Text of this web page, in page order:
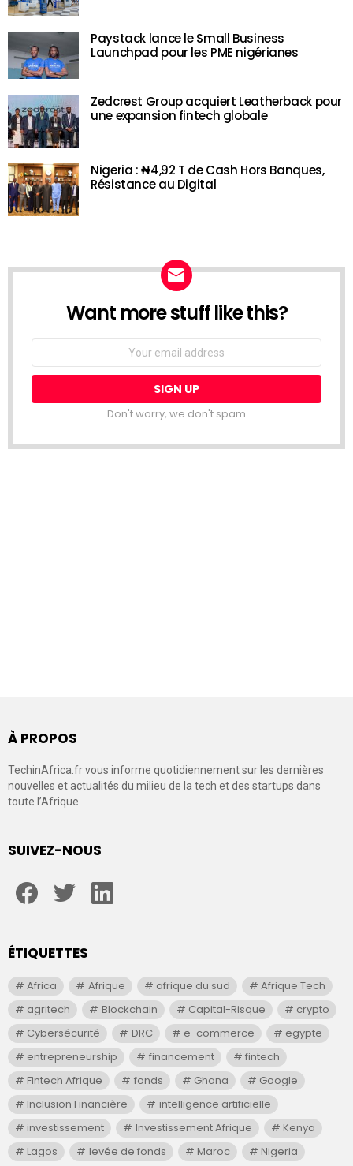
Paystack lance le Small Business
Launchpad pour les PME nigérianes
Zedcrest Group acquiert Leatherback pour
une expansion fintech globale
Nigeria : ₦4,92 T de Cash Hors Banques,
Résistance au Digital
NEWSLETTER
Want more stuff like this?
Email
Don't worry, we don't spam
À PROPOS
TechinAfrica.fr vous informe quotidiennement sur les dernières
nouvelles et actualités du milieu de la tech et des startups dans
toute l’Afrique.
SUIVEZ-NOUS
ÉTIQUETTES
Africa Afrique afrique du sud
Afrique Tech
agritech
Blockchain Capital-Risque
crypto
Cybersécurité
DRC e-commerce
egypte
entrepreneurship
financement
fintech
Fintech Afrique
fonds Ghana
Google
Inclusion Financière
intelligence artificielle
investissement
Investissement Afrique
Kenya
Lagos
levée de fonds Maroc Nigeria